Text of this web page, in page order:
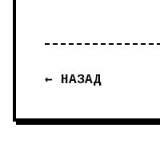
← НАЗАД